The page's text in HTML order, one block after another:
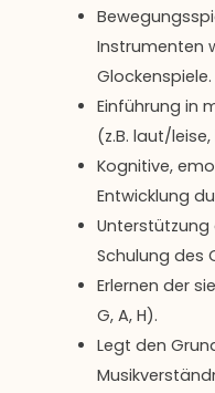
Instrumenten
Glockenspiele.
Einführung in
(z.B. laut/
Kognitive,
Entwicklung
Unterstützung
Schulung des
Erlernen der
G, A, H).
Legt den